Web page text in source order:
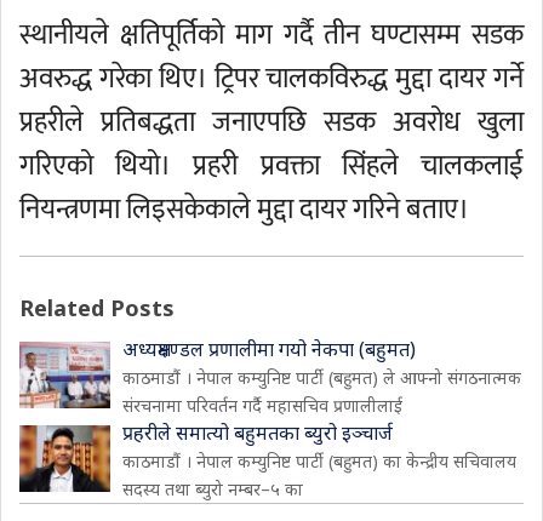
स्थानीयले क्षतिपूर्तिको माग गर्दै तीन घण्टासम्म सडक
अवरुद्ध गरेका थिए। ट्रिपर चालकविरुद्ध मुद्दा दायर गर्ने
प्रहरीले प्रतिबद्धता जनाएपछि सडक अवरोध खुला
गरिएको थियो। प्रहरी प्रवक्ता सिंहले चालकलाई
नियन्त्रणमा लिइसकेकाले मुद्दा दायर गरिने बताए।
Related Posts
अध्यक्षमण्डल प्रणालीमा गयो नेकपा (बहुमत)
काठमाडौं । नेपाल कम्युनिष्ट पार्टी (बहुमत) ले आफ्नो संगठनात्मक
संरचनामा परिवर्तन गर्दै महासचिव प्रणालीलाई
प्रहरीले समात्यो बहुमतका ब्युरो इञ्चार्ज
काठमाडौं । नेपाल कम्युनिष्ट पार्टी (बहुमत) का केन्द्रीय सचिवालय
सदस्य तथा ब्युरो नम्बर–५ का